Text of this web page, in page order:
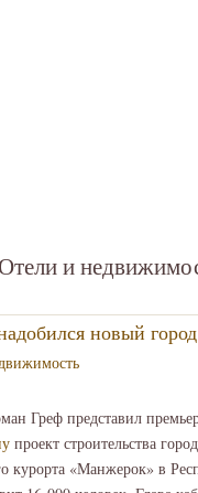
и
новый
Греф представил
проект строительства
курорта «Манжерок» в